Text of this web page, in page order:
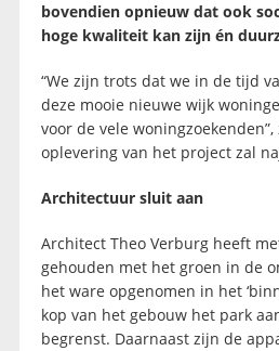
bovendien opnieuw dat ook
hoge kwaliteit kan zijn én
“We zijn trots dat we in de tijd
deze mooie nieuwe wijk
voor de vele
oplevering van het project zal
Architectuur sluit aan
Architect Theo Verburg heeft
gehouden met het groen in de
het ware opgenomen in het
kop van het gebouw het park
begrenst. Daarnaast zijn de